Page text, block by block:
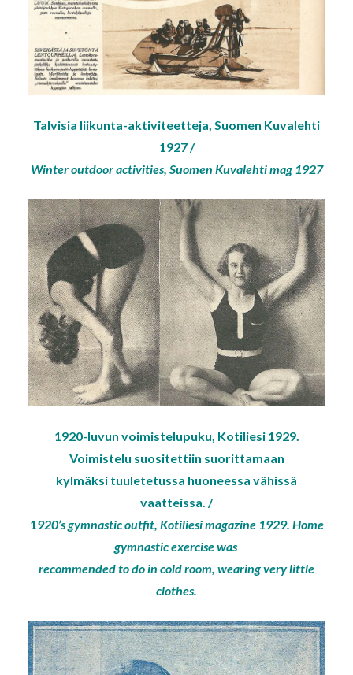
Talvisia liikunta-aktiviteetteja, Suomen Kuvalehti
1927 /
Winter outdoor activities, Suomen Kuvalehti mag 1927
1920-luvun voimistelupuku, Kotiliesi 1929.
Voimistelu suositettiin suorittamaan
kylmäksi tuuletetussa huoneessa vähissä
vaatteissa. /
1920’s gymnastic outfit, Kotiliesi magazine 1929. Home
gymnastic exercise was
recommended to do in cold room, wearing very little
clothes.